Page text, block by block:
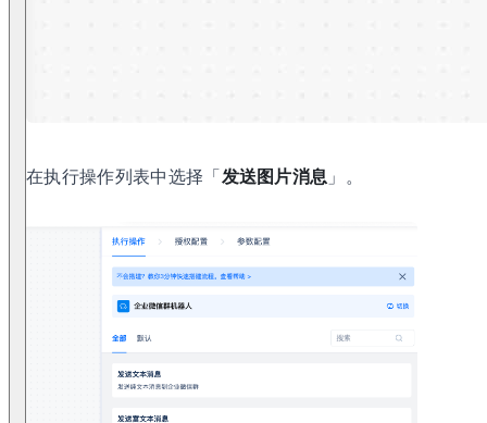
在执行操作列表中选择「 发送图片消息 」。